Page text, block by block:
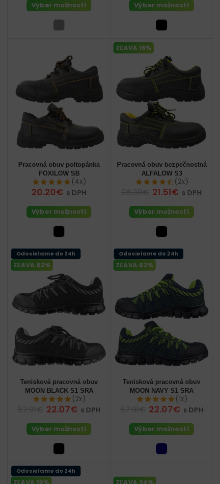
Výber možností Výber možností
Pracovná obuv poltopánka
FOXILOW SB
(4x)
20.20€ s DPH
Výber možností
ZĽAVA 18%
Pracovná obuv bezpečnostná
ALFALOW S3
(2x)
21.51€ s DPH
Výber možností
ZĽAVA 62%
Odosielame do 24h
Tenisková pracovná obuv
MOON BLACK S1 SRA
(2x)
22.07€ s DPH
Výber možností
ZĽAVA 62%
Odosielame do 24h
Tenisková pracovná obuv
MOON NAVY S1 SRA
(1x)
22.07€ s DPH
Výber možností
Odosielame do 24h